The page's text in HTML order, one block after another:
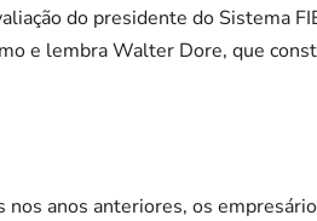
do presidente do Sistema
e lembra Walter Dore, que
nos anos anteriores, os